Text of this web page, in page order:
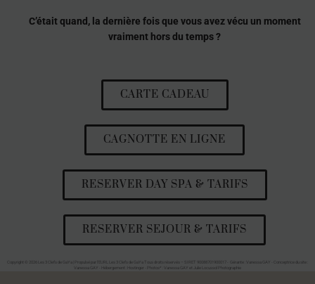
C’était quand, la dernière fois que vous avez vécu un moment
vraiment hors du temps ?
CARTE CADEAU
CAGNOTTE EN LIGNE
RESERVER DAY SPA & TARIFS
RESERVER SEJOUR & TARIFS
Copyright © 2026 Les 3 Clefs de GaYa | Propulsé par l'EURL Les 3 Clefs de GaYa Tous droits réservés – SIRET 90088701900017 - Gérante : Vanessa GAY - Conceptrice du site :
Vanessa GAY - Hébergement : Hostinger - Photos* : Vanessa GAY et Julie Locussol Photographie